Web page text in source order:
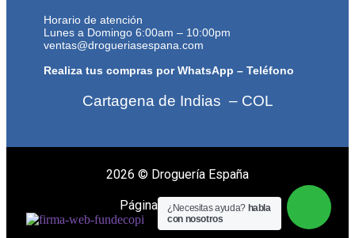
Horario de atención
Lunes a Domingo 6:00am – 10:00pm
ventas@drogueriasespana.com
Realiza tus compras por WhatsApp – Teléfono
Cartagena de Indias – COL
2026 © Droguería España
Página diseñada por:
¿Necesitas ayuda? habla
con nosotros